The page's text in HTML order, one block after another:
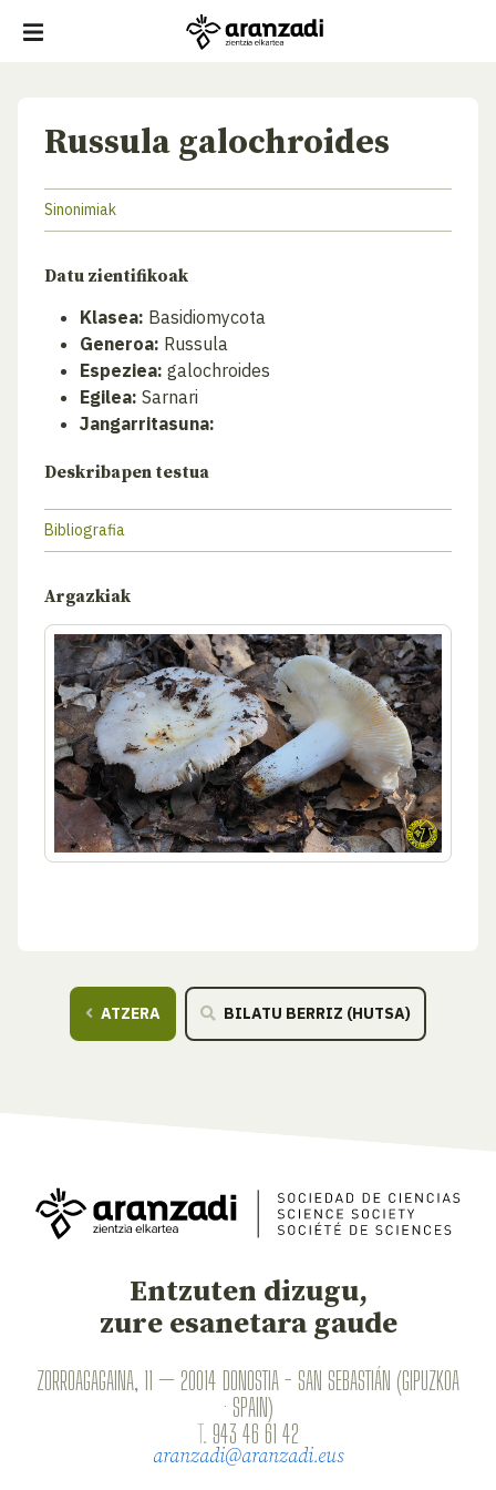
Russula galochroides
Sinonimiak
Datu zientifikoak
Klasea: Basidiomycota
Generoa: Russula
Espeziea: galochroides
Egilea: Sarnari
Jangarritasuna:
Deskribapen testua
Bibliografia
Argazkiak
ATZERA BILATU BERRIZ (HUTSA)
Entzuten dizugu,
zure esanetara gaude
ZORROAGAGAINA, 11 — 20014 DONOSTIA - SAN SEBASTIÁN (GIPUZKOA
· SPAIN)
T. 943 46 61 42
aranzadi@aranzadi.eus